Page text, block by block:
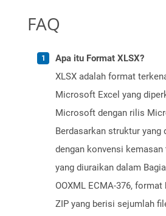
FAQ
Apa itu Format XLSX?
XLSX adalah format
Microsoft Excel yang
Microsoft dengan rilis
Berdasarkan struktur yang
dengan konvensi
yang diuraikan dalam
OOXML ECMA-376,
ZIP yang berisi sejumlah